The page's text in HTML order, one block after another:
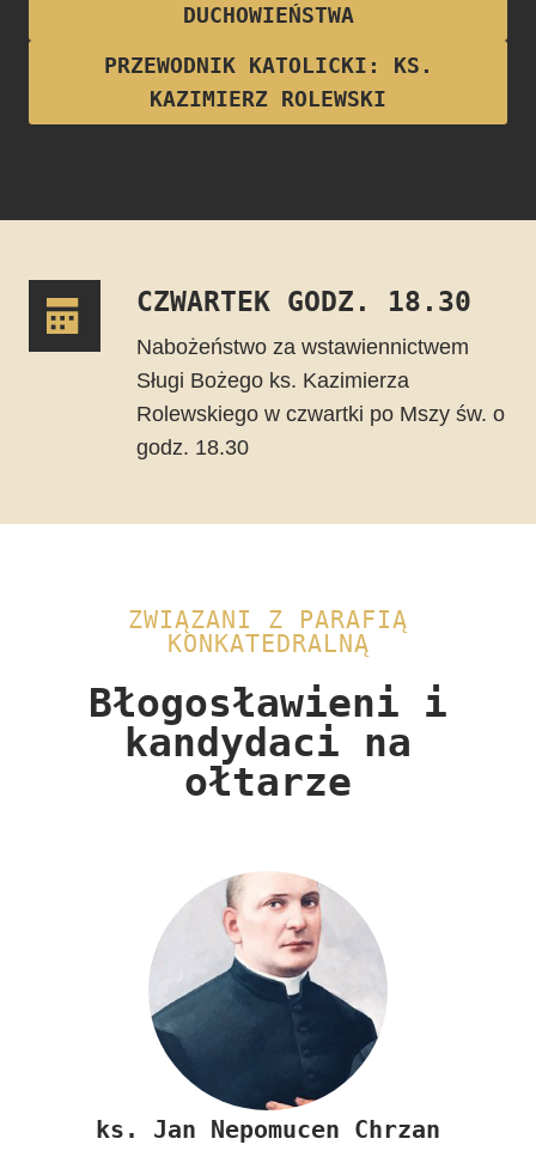
DUCHOWIEŃSTWA
PRZEWODNIK KATOLICKI: KS.
KAZIMIERZ ROLEWSKI
CZWARTEK GODZ. 18.30
Nabożeństwo za wstawiennictwem
Sługi Bożego ks. Kazimierza
Rolewskiego w czwartki po Mszy św. o
godz. 18.30
ZWIĄZANI Z PARAFIĄ
KONKATEDRALNĄ
Błogosławieni i
kandydaci na
ołtarze​
ks. Jan Nepomucen Chrzan